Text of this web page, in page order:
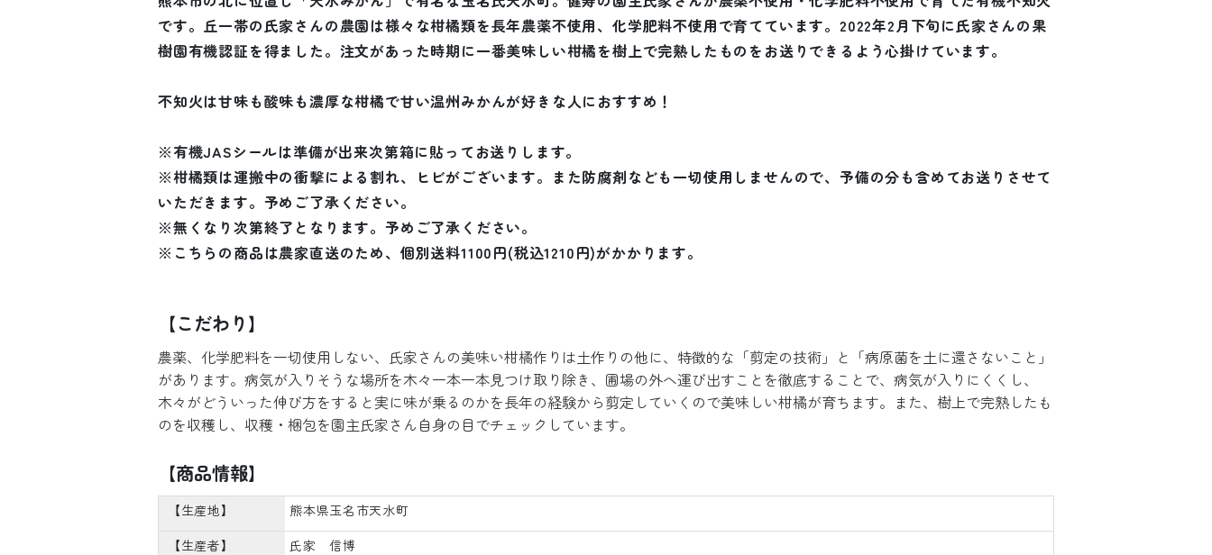
です。丘一帯の氏家さんの農園は様々な柑橘類を長年農薬不使用、化学肥料不使用で育てています。2022年2月下旬に氏家さんの果
樹園有機認証を得ました。注文があった時期に一番美味しい柑橘を樹上で完熟したものをお送りできるよう心掛けています。
不知火は甘味も酸味も濃厚な柑橘で甘い温州みかんが好きな人におすすめ！
※有機JASシールは準備が出来次第箱に貼ってお送りします。
※柑橘類は運搬中の衝撃による割れ、ヒビがございます。また防腐剤なども一切使用しませんので、予備の分も含めてお送りさせて
いただきます。予めご了承ください。
※無くなり次第終了となります。予めご了承ください。
※こちらの商品は農家直送のため、個別送料1100円(税込1210円)がかかります。
【こだわり】
農薬、化学肥料を一切使用しない、氏家さんの美味い柑橘作りは土作りの他に、特徴的な「剪定の技術」と「病原菌を土に還さないこと」
があります。病気が入りそうな場所を木々一本一本見つけ取り除き、圃場の外へ運び出すことを徹底することで、病気が入りにくくし、
木々がどういった伸び方をすると実に味が乗るのかを長年の経験から剪定していくので美味しい柑橘が育ちます。また、樹上で完熟したも
のを収穫し、収穫・梱包を園主氏家さん自身の目でチェックしています。
【商品情報】
【生産地】
熊本県玉名市天水町
【生産者】
氏家 信博